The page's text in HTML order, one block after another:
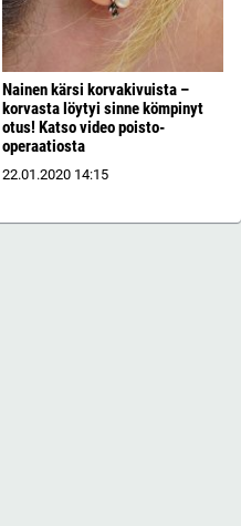
Nainen kärsi korvakivuista –
korvasta löytyi sinne kömpinyt
otus! Katso video poisto-
operaatiosta
22.01.2020 14:15